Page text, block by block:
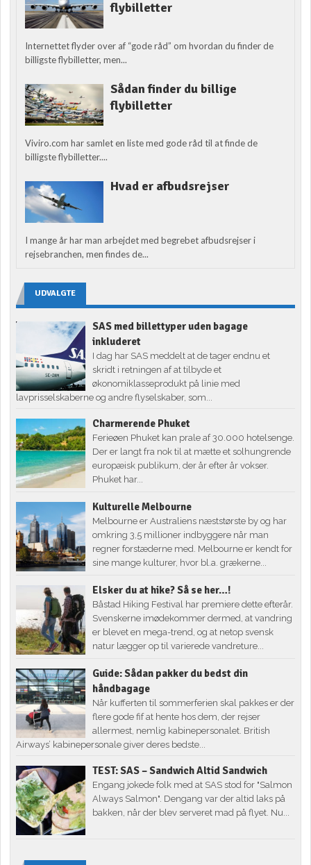
flybilletter
Internettet flyder over af “gode råd” om hvordan du finder de
billigste flybilletter, men...
Sådan finder du billige
flybilletter
Viviro.com har samlet en liste med gode råd til at finde de
billigste flybilletter....
Hvad er afbudsrejser
I mange år har man arbejdet med begrebet afbudsrejser i
rejsebranchen, men findes de...
UDVALGTE
SAS med billettyper uden bagage
inkluderet
I dag har SAS meddelt at de tager endnu et
skridt i retningen af at tilbyde et
økonomiklasseprodukt på linie med
lavprisselskaberne og andre flyselskaber, som...
Charmerende Phuket
Ferieøen Phuket kan prale af 30.000 hotelsenge.
Der er langt fra nok til at mætte et solhungrende
europæisk publikum, der år efter år vokser.
Phuket har...
Kulturelle Melbourne
Melbourne er Australiens næststørste by og har
omkring 3,5 millioner indbyggere når man
regner forstæderne med. Melbourne er kendt for
sine mange kulturer, hvor bl.a. grækerne...
Elsker du at hike? Så se her…!
Båstad Hiking Festival har premiere dette efterår.
Svenskerne imødekommer dermed, at vandring
er blevet en mega-trend, og at netop svensk
natur lægger op til varierede vandreture...
Guide: Sådan pakker du bedst din
håndbagage
Når kufferten til sommerferien skal pakkes er der
flere gode fif at hente hos dem, der rejser
allermest, nemlig kabinepersonalet. British
Airways’ kabinepersonale giver deres bedste...
TEST: SAS – Sandwich Altid Sandwich
Engang jokede folk med at SAS stod for "Salmon
Always Salmon". Dengang var der altid laks på
bakken, når der blev serveret mad på flyet. Nu...